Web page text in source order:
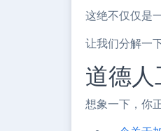
这绝不仅仅是
让我们分解一
道德
想象一下，你